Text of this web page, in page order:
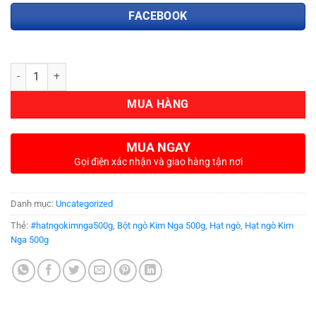
FACEBOOK
Số lượng
MUA HÀNG
MUA NGAY
Gọi điện xác nhận và giao hàng tận nơi
Danh mục: Uncategorized
Thẻ: #hatngokimnga500g Bột ngò Kim Nga 500g Hạt ngò Hạt ngò Kim
Nga 500g